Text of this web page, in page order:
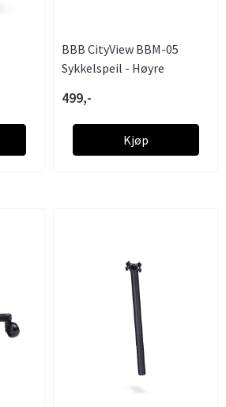
BBB CityView BBM-05
Sykkelspeil - Høyre
499,-
Kjøp